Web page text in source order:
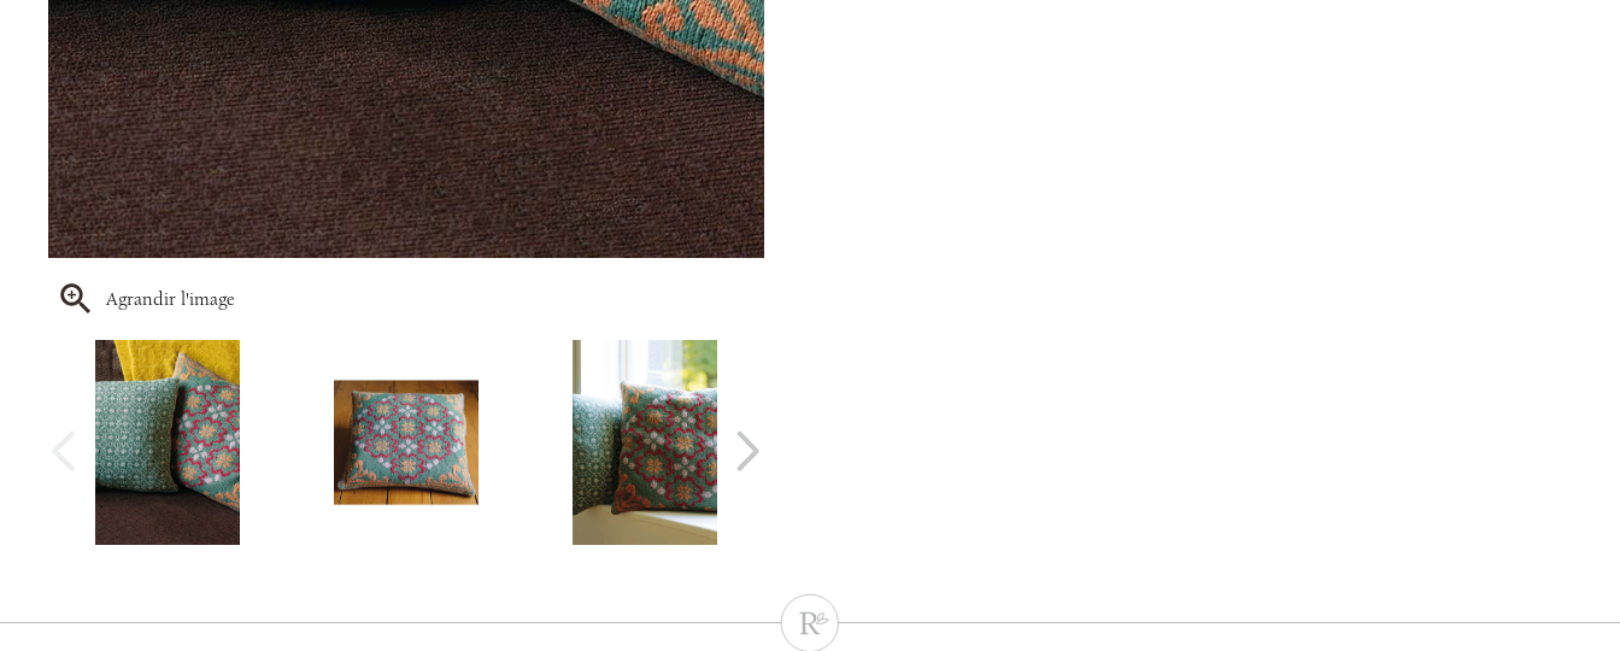
Agrandir l'image